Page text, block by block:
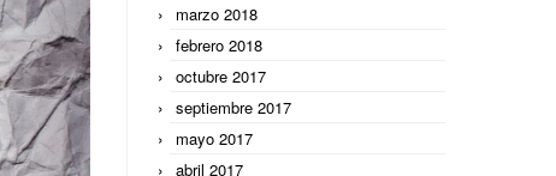
marzo 2018
febrero 2018
octubre 2017
septiembre 2017
mayo 2017
abril 2017